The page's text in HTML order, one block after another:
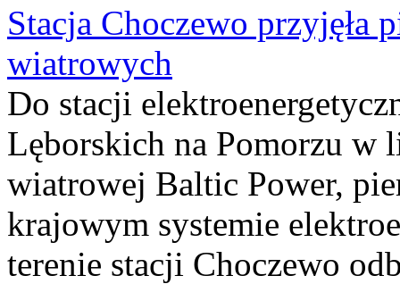
Stacja Choczewo przyjęła
wiatrowych
Do stacji
Lęborskich na Pomorzu w
wiatrowej Baltic Power,
krajowym systemie
terenie stacji Choczewo